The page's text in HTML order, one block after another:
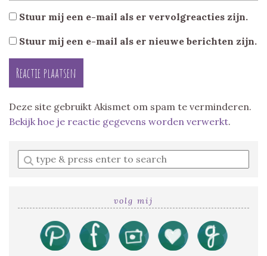
Stuur mij een e-mail als er vervolgreacties zijn.
Stuur mij een e-mail als er nieuwe berichten zijn.
Deze site gebruikt Akismet om spam te verminderen.
Bekijk hoe je reactie gegevens worden verwerkt.
Enter
a
volg mij